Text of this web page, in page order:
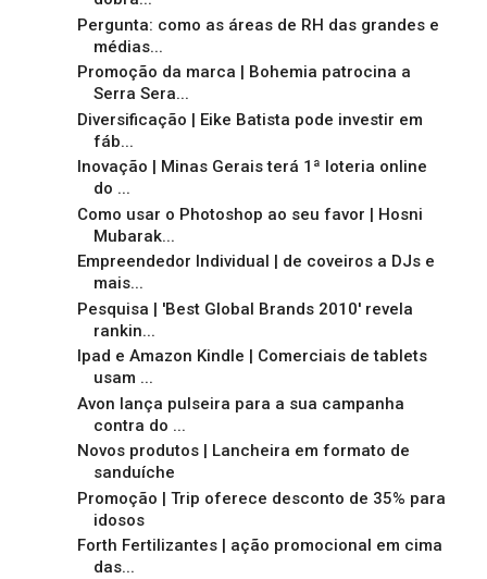
Pergunta: como as áreas de RH das grandes e
médias...
Promoção da marca | Bohemia patrocina a
Serra Sera...
Diversificação | Eike Batista pode investir em
fáb...
Inovação | Minas Gerais terá 1ª loteria online
do ...
Como usar o Photoshop ao seu favor | Hosni
Mubarak...
Empreendedor Individual | de coveiros a DJs e
mais...
Pesquisa | 'Best Global Brands 2010' revela
rankin...
Ipad e Amazon Kindle | Comerciais de tablets
usam ...
Avon lança pulseira para a sua campanha
contra do ...
Novos produtos | Lancheira em formato de
sanduíche
Promoção | Trip oferece desconto de 35% para
idosos
Forth Fertilizantes | ação promocional em cima
das...